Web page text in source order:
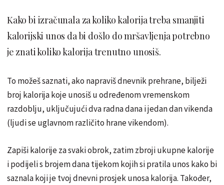
Kako bi izračunala za koliko kalorija treba smanjiti
kalorijski unos da bi došlo do mršavljenja potrebno
je znati koliko kalorija trenutno unosiš.
To možeš saznati, ako napraviš dnevnik prehrane, bilježi
broj kalorija koje unosiš u određenom vremenskom
razdoblju, uključujući dva radna dana i jedan dan vikenda
(ljudi se uglavnom različito hrane vikendom).
Zapiši kalorije za svaki obrok, zatim zbroji ukupne kalorije
i podijeli s brojem dana tijekom kojih si pratila unos kako bi
saznala koji je tvoj dnevni prosjek unosa kalorija. Također,